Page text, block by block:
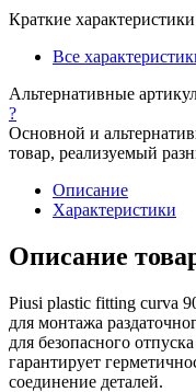
Краткие характеристики
Все
Альтернативные
?
Основной и
товар, реализуемый
Описание
Характеристики
Описание
Piusi plastic fitting curva
для монтажа
для безопасного
гарантирует
соединение деталей.